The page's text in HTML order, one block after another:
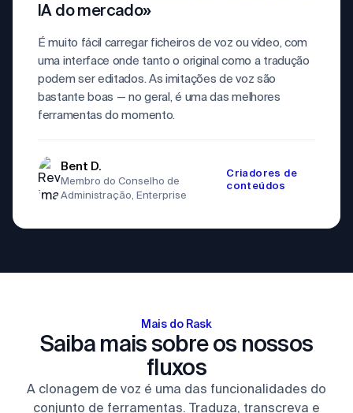
IA do mercado»
É muito fácil carregar ficheiros de voz ou vídeo, com
uma interface onde tanto o original como a tradução
podem ser editados. As imitações de voz são
bastante boas — no geral, é uma das melhores
ferramentas do momento.
Bent D.
Membro do Conselho de
Administração, Enterprise
Criadores de
conteúdos
Mais do Rask
Saiba mais sobre os nossos
fluxos
A clonagem de voz é uma das funcionalidades do
conjunto de ferramentas. Traduza, transcreva e